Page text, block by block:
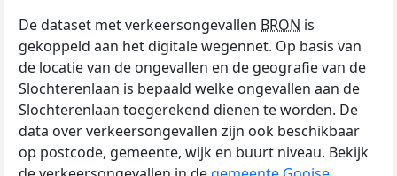
De dataset met verkeersongevallen BRON is
gekoppeld aan het digitale wegennet. Op basis van
de locatie van de ongevallen en de geografie van de
Slochterenlaan is bepaald welke ongevallen aan de
Slochterenlaan toegerekend dienen te worden. De
data over verkeersongevallen zijn ook beschikbaar
op postcode, gemeente, wijk en buurt niveau. Bekijk